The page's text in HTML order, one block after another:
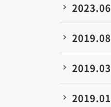
2023.06
2019.08
2019.03
2019.01